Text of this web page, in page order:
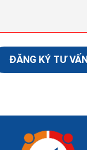
ĐĂNG KÝ TƯ VẤN